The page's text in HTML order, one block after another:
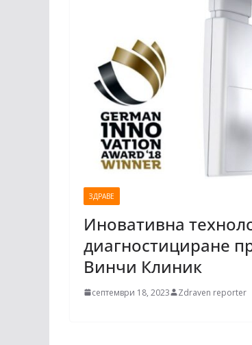
ЗДРАВЕ
Иновативна
диагностициране
Винчи Клиник
септември 18, 2023 Zdraven reporter